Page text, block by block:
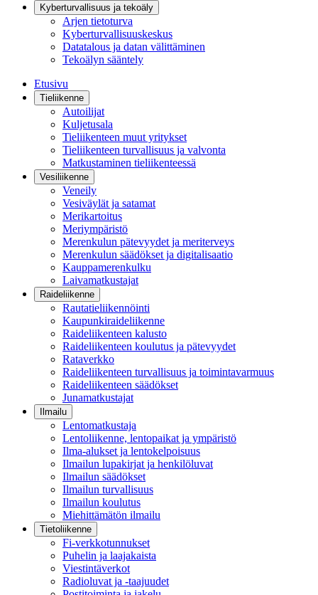
Kyberturvallisuus ja tekoäly
Arjen tietoturva
Kyberturvallisuuskeskus
Datatalous ja datan välittäminen
Tekoälyn sääntely
Etusivu
Tieliikenne
Autoilijat
Kuljetusala
Tieliikenteen muut yritykset
Tieliikenteen turvallisuus ja valvonta
Matkustaminen tieliikenteessä
Vesiliikenne
Veneily
Vesiväylät ja satamat
Merikartoitus
Meriympäristö
Merenkulun pätevyydet ja meriterveys
Merenkulun säädökset ja digitalisaatio
Kauppamerenkulku
Laivamatkustajat
Raideliikenne
Rautatieliikennöinti
Kaupunkiraideliikenne
Raideliikenteen kalusto
Raideliikenteen koulutus ja pätevyydet
Rataverkko
Raideliikenteen turvallisuus ja toimintavarmuus
Raideliikenteen säädökset
Junamatkustajat
Ilmailu
Lentomatkustaja
Lentoliikenne, lentopaikat ja ympäristö
Ilma-alukset ja lentokelpoisuus
Ilmailun lupakirjat ja henkilöluvat
Ilmailun säädökset
Ilmailun turvallisuus
Ilmailun koulutus
Miehittämätön ilmailu
Tietoliikenne
Fi-verkkotunnukset
Puhelin ja laajakaista
Viestintäverkot
Radioluvat ja -taajuudet